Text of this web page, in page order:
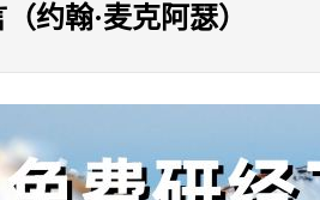
约翰·麦克阿瑟）